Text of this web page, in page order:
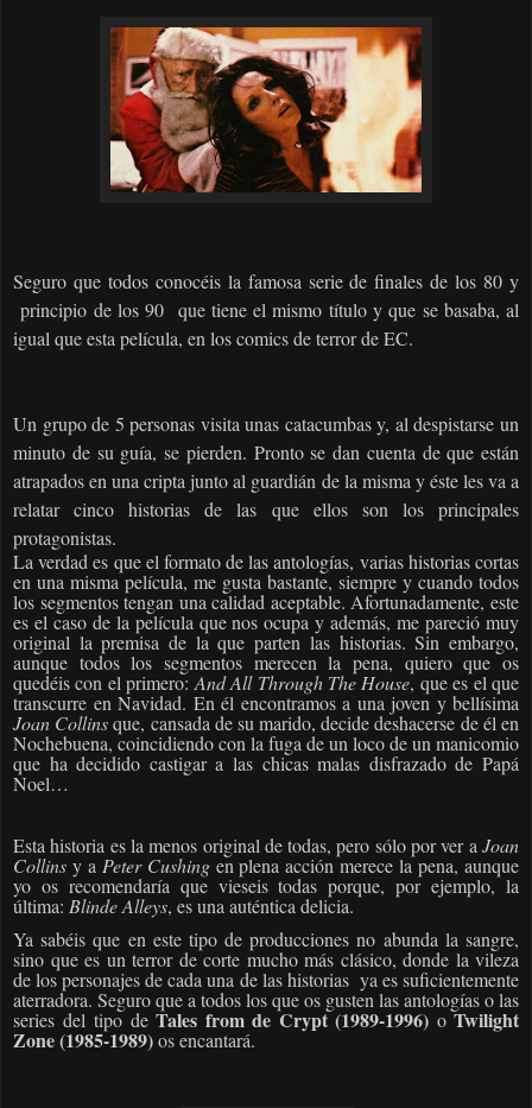
Seguro que todos conocéis la famosa serie de finales de los 80 y
principio de los 90 que tiene el mismo título y que se basaba, al
igual que esta película, en los comics de terror de EC.
Un grupo de 5 personas visita unas catacumbas y, al despistarse un
minuto de su guía, se pierden. Pronto se dan cuenta de que están
atrapados en una cripta junto al guardián de la misma y éste les va a
relatar cinco historias de las que ellos son los principales
protagonistas.
La verdad es que el formato de las antologías, varias historias cortas
en una misma película, me gusta bastante, siempre y cuando todos
los segmentos tengan una calidad aceptable. Afortunadamente, este
es el caso de la película que nos ocupa y además, me pareció muy
original la premisa de la que parten las historias. Sin embargo,
aunque todos los segmentos merecen la pena, quiero que os
quedéis con el primero:And All Through The House, que es el que
transcurre en Navidad. En él encontramos a una joven y bellísima
Joan Collinsque, cansada de su marido, decide deshacerse de él en
Nochebuena, coincidiendo con la fuga de un loco de un manicomio
que ha decidido castigar a las chicas malas disfrazado de Papá
Noel…
Esta historia es la menos original de todas, pero sólo por ver a Joan
Collins y a Peter Cushingen plena acción merece la pena, aunque
yo os recomendaría que vieseis todas porque, por ejemplo, la
última: Blinde Alleys, es una auténtica delicia.
Ya sabéis que en este tipo de producciones no abunda la sangre,
sino que es un terror de corte mucho más clásico, donde la vileza
de los personajes de cada una de las historias ya es suficientemente
aterradora. Seguro que a todos los que os gusten las antologías o las
series del tipo de Tales from de Crypt (1989-1996) oTwilight
Zone (1985-1989)os encantará.